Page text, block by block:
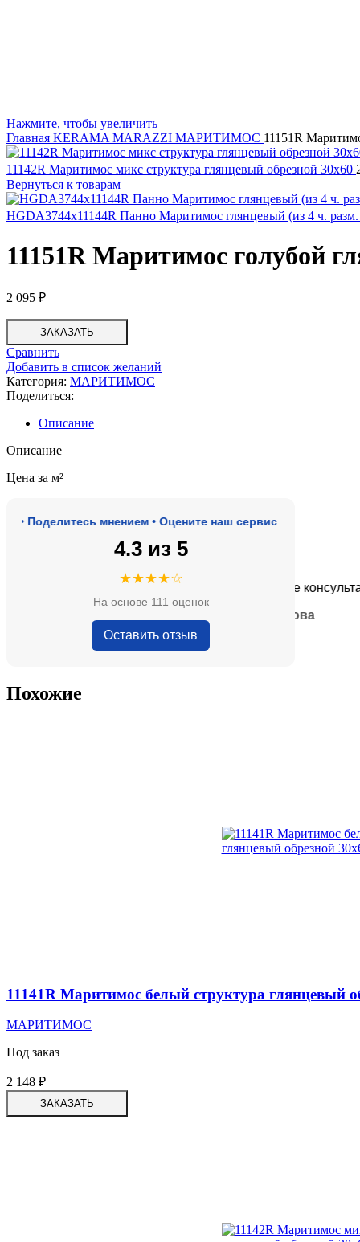
Нажмите, чтобы увеличить
Главная KERAMA MARAZZI МАРИТИМОС 11151R
11142R Маритимос микс структура глянцевый обрезной 30х60
Вернуться к товарам
HGDA3744x11144R Панно Маритимос глянцевый (из 4 ч. разм.
11151R Маритимос голубой
2 095 ₽
ЗАКАЗАТЬ
Сравнить
Добавить в список желаний
Категория: МАРИТИМОС
Поделиться:
Описание
Описание
Цена за м²
мнением • Оцените наш сервис
4.3 из 5
★★★★☆
На основе 111 оценок
Оставить отзыв
адекватные цены.
★★★★★
Очень приятные консультанты
Похожие
11141R Маритимос белый структура глянцевый
МАРИТИМОС
Под заказ
2 148 ₽
ЗАКАЗАТЬ